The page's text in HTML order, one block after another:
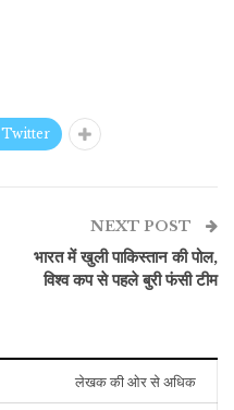
Twitter
NEXT POST
भारत में खुली पाकिस्तान की पोल,
विश्व कप से पहले बुरी फंसी टीम
लेखक की ओर से अधिक